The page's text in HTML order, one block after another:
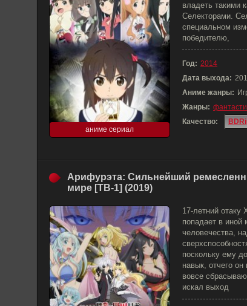
аниме сериал
владеть такими
Селекторами.
специальном
победителю,
Год: 2014
Дата выхода:
Аниме жанры:
Жанры:
Качество:
Арифурэта: Сильнейший
мире [ТВ-1] (2019)
17-летний отаку
попадает в
человечества,
поскольку ему
навык, отчего
вовсе
искал выход